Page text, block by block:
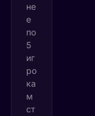
не
е
по
5
иг
ро
ка
м
ст